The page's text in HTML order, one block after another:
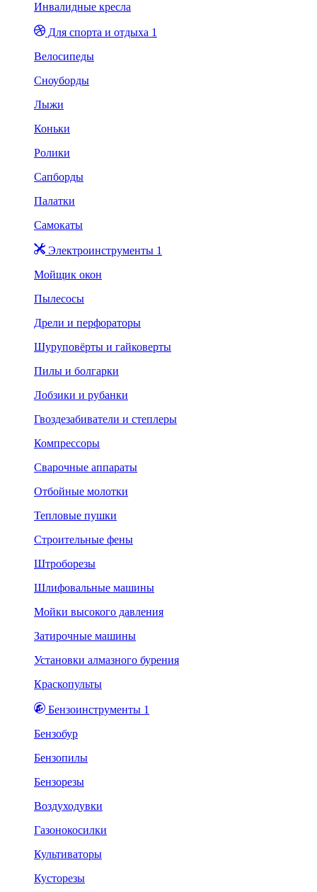
Инвалидные кресла
Для спорта и отдыха 1
Велосипеды
Сноуборды
Лыжи
Коньки
Ролики
Сапборды
Палатки
Самокаты
Электроинструменты 1
Мойщик окон
Пылесосы
Дрели и перфораторы
Шуруповёрты и гайковерты
Пилы и болгарки
Лобзики и рубанки
Гвоздезабиватели и степлеры
Компрессоры
Сварочные аппараты
Отбойные молотки
Тепловые пушки
Строительные фены
Штроборезы
Шлифовальные машины
Мойки высокого давления
Затирочные машины
Установки алмазного бурения
Краскопульты
Бензоинструменты 1
Бензобур
Бензопилы
Бензорезы
Воздуходувки
Газонокосилки
Культиваторы
Кусторезы